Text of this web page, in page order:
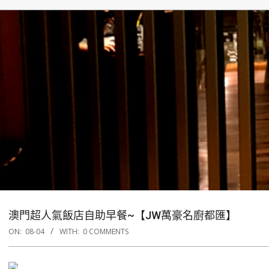
澳門超人氣飯店自助早餐~【JW萬豪名廚都匯】
ON: 08-04 WITH: 0 COMMENTS